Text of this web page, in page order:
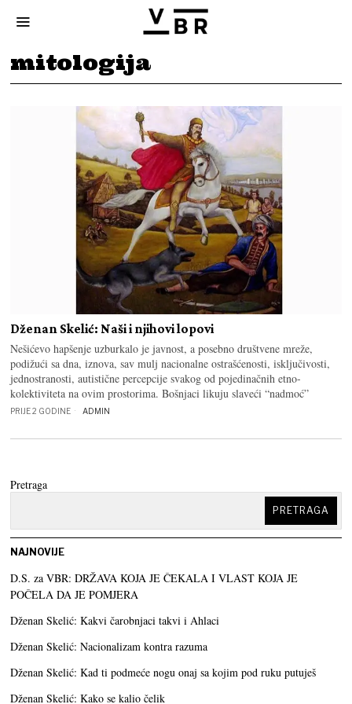
mitologija
Dženan Skelić: Naši i njihovi lopovi
Nešićevo hapšenje uzburkalo je javnost, a posebno društvene mreže,
podižući sa dna, iznova, sav mulj nacionalne ostrašćenosti, isključivosti,
jednostranosti, autistične percepcije svakog od pojedinačnih etno-
kolektiviteta na ovim prostorima. Bošnjaci likuju slaveći “nadmoć”
PRIJE 2 GODINE ADMIN
Pretraga
PRETRAGA
NAJNOVIJE
D.S. za VBR: DRŽAVA KOJA JE ČEKALA I VLAST KOJA JE
POČELA DA JE POMJERA
Dženan Skelić: Kakvi čarobnjaci takvi i Ahlaci
Dženan Skelić: Nacionalizam kontra razuma
Dženan Skelić: Kad ti podmeće nogu onaj sa kojim pod ruku putuješ
Dženan Skelić: Kako se kalio čelik